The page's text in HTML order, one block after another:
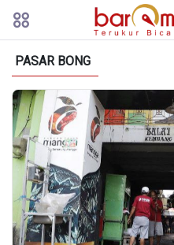
PASAR BONG